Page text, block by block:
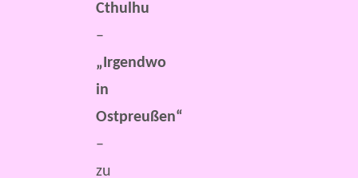
Cthulhu
–
„Irgendwo
in
Ostpreußen“
–
zu